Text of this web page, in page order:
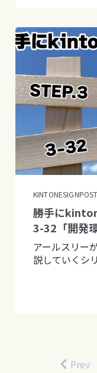
KINTONESIGNPOST
勝手に
3-32「開発
アールスリー
説していくシ
Prev